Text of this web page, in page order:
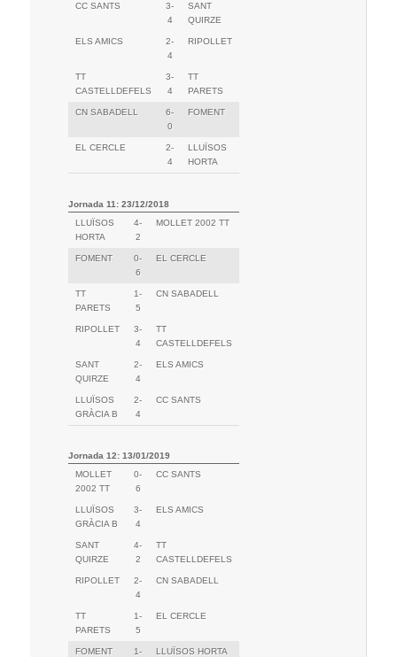
CC SANTS
3-
4
SANT
QUIRZE
ELS AMICS
2-
4
RIPOLLET
TT
CASTELLDEFELS
3-
4
TT
PARETS
CN SABADELL
6-
0
FOMENT
EL CERCLE
2-
4
LLUÏSOS
HORTA
Jornada 11: 23/12/2018
LLUÏSOS
HORTA
4-
2
MOLLET 2002 TT
FOMENT
0-
6
EL CERCLE
TT
PARETS
1-
5
CN SABADELL
RIPOLLET
3-
4
TT
CASTELLDEFELS
SANT
QUIRZE
2-
4
ELS AMICS
LLUÏSOS
GRÀCIA B
2-
4
CC SANTS
Jornada 12: 13/01/2019
MOLLET
2002 TT
0-
6
CC SANTS
LLUÏSOS
GRÀCIA B
3-
4
ELS AMICS
SANT
QUIRZE
4-
2
TT
CASTELLDEFELS
RIPOLLET
2-
4
CN SABADELL
TT
PARETS
1-
5
EL CERCLE
FOMENT
1-
LLUÏSOS HORTA